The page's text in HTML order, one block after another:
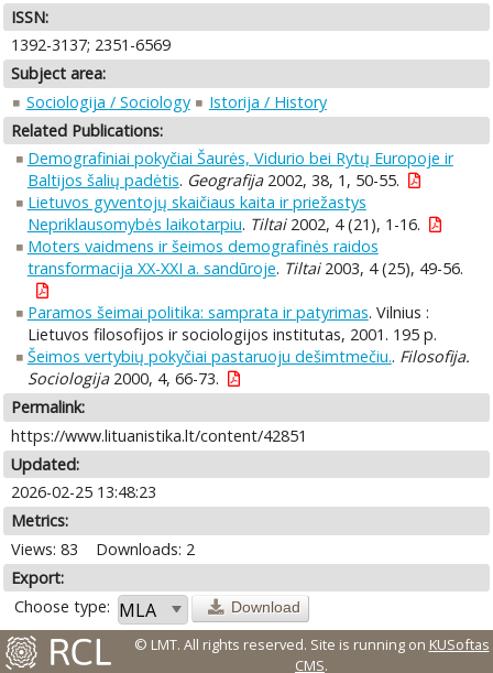
ISSN:
1392-3137; 2351-6569
Subject area:
Sociologija / Sociology
Istorija / History
Related Publications:
Demografiniai pokyčiai Šaurės, Vidurio bei Rytų Europoje ir
Baltijos šalių padėtis. Geografija2002, 38, 1, 50-55.
Lietuvos gyventojų skaičiaus kaita ir priežastys
Nepriklausomybės laikotarpiu. Tiltai2002, 4 (21), 1-16.
Moters vaidmens ir šeimos demografinės raidos
transformacija XX-XXI a. sandūroje. Tiltai2003, 4 (25), 49-56.
Paramos šeimai politika: samprata ir patyrimas. Vilnius :
Lietuvos filosofijos ir sociologijos institutas, 2001. 195 p.
Šeimos vertybių pokyčiai pastaruoju dešimtmečiu.. Filosofija.
Sociologija2000, 4, 66-73.
Permalink:
https://www.lituanistika.lt/content/42851
Updated:
2026-02-25 13:48:23
Metrics:
Views: 83
Downloads: 2
Export:
Choose type:
Download
© LMT. All rights reserved. Site is running on KUSoftas
CMS.